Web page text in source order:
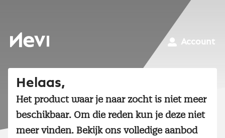
Nevi
Account
Helaas,
Het product waar je naar zocht is niet meer
beschikbaar. Om die reden kun je deze niet
meer vinden. Bekijk ons volledige aanbod